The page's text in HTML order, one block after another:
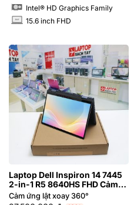
Intel® HD Graphics Family
INCH 15.6 inch FHD
Laptop Dell Inspiron 14 7445
2-in-1 R5 8640HS FHD Cảm
ứng lật xoay 360 độ
Cảm ứng lật xoay 360°